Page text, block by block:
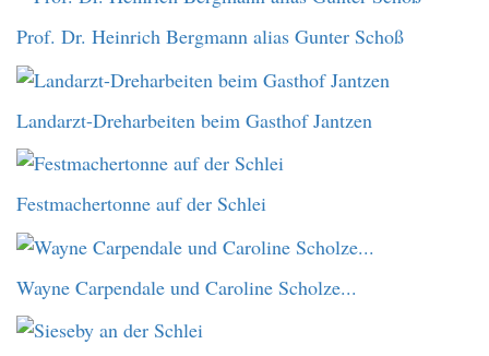
Prof. Dr. Heinrich Bergmann alias Gunter Schoß
Landarzt-Dreharbeiten beim Gasthof Jantzen
Festmachertonne auf der Schlei
Wayne Carpendale und Caroline Scholze...